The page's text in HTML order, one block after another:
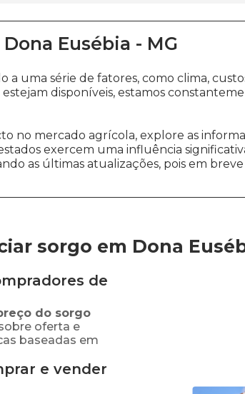
Dona Eusébia - MG
a uma série de fatores, como clima,
estejam disponíveis, estamos
no mercado agrícola, explore as
estados exercem uma influência
as últimas atualizações, pois em
sorgo em Dona
de
do sorgo
oferta e
baseadas em
e vender